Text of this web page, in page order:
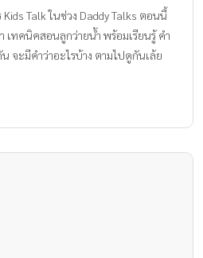
Talk ในช่วง Daddy Talks ตอนนี้
เทคนิคสอนลูกว่ายน้ำ พร้อมเรียนรู้ คำ
จะมีคำว่าอะไรบ้าง ตามไปดูกันเล้ย